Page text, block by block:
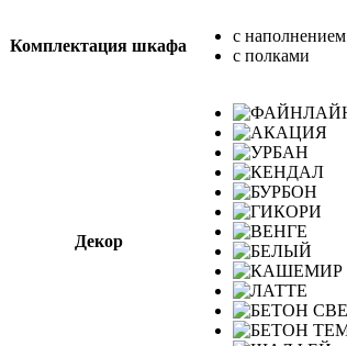
Комплектация шкафа
с наполнением
с полками
Декор